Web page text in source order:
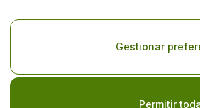
Permitir
Gestionar